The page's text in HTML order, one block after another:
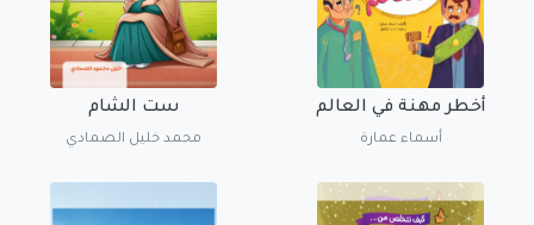
أخطر مهنة في العالم
أسماء عمارة
ست الشام
محمد خليل الصمادي